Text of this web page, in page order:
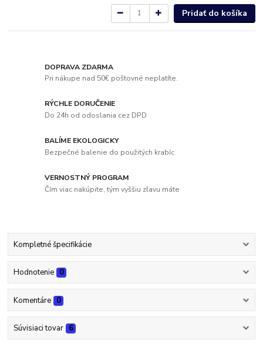
Pridať do košíka
DOPRAVA ZDARMA
Pri nákupe nad 50€ poštovné neplatíte.
RÝCHLE DORUČENIE
Do 24h od odoslania cez DPD
BALÍME EKOLOGICKY
Bezpečné balenie do použitých krabíc
VERNOSTNÝ PROGRAM
Čím viac nakúpite, tým vyššiu zľavu máte
Kompletné špecifikácie
Hodnotenie 0
Komentáre 0
Súvisiaci tovar 6